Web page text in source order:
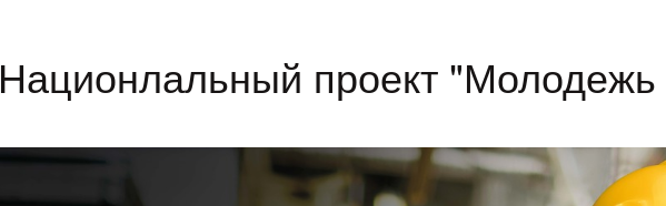
Национлальный проект "Молодежь